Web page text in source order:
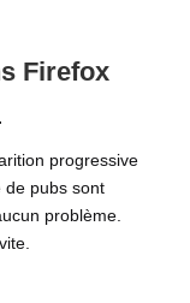
Firefox
progressive
de pubs sont
problème.